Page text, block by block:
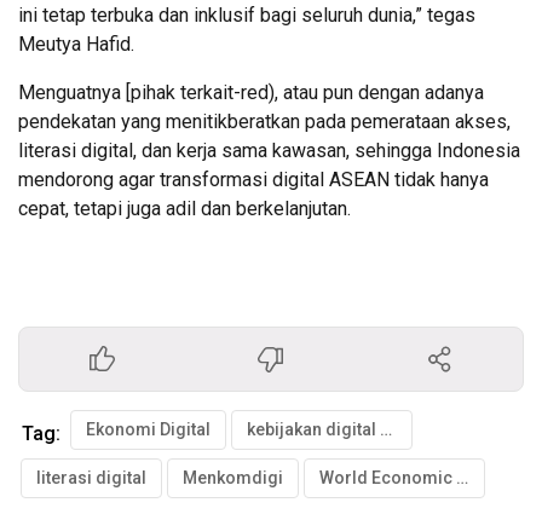
ini tetap terbuka dan inklusif bagi seluruh dunia,” tegas
Meutya Hafid.
Menguatnya [pihak terkait-red), atau pun dengan adanya
pendekatan yang menitikberatkan pada pemerataan akses,
literasi digital, dan kerja sama kawasan, sehingga Indonesia
mendorong agar transformasi digital ASEAN tidak hanya
cepat, tetapi juga adil dan berkelanjutan.
Tag: Ekonomi Digital kebijakan digital ASEAN
literasi digital Menkomdigi World Economic Forum 2026